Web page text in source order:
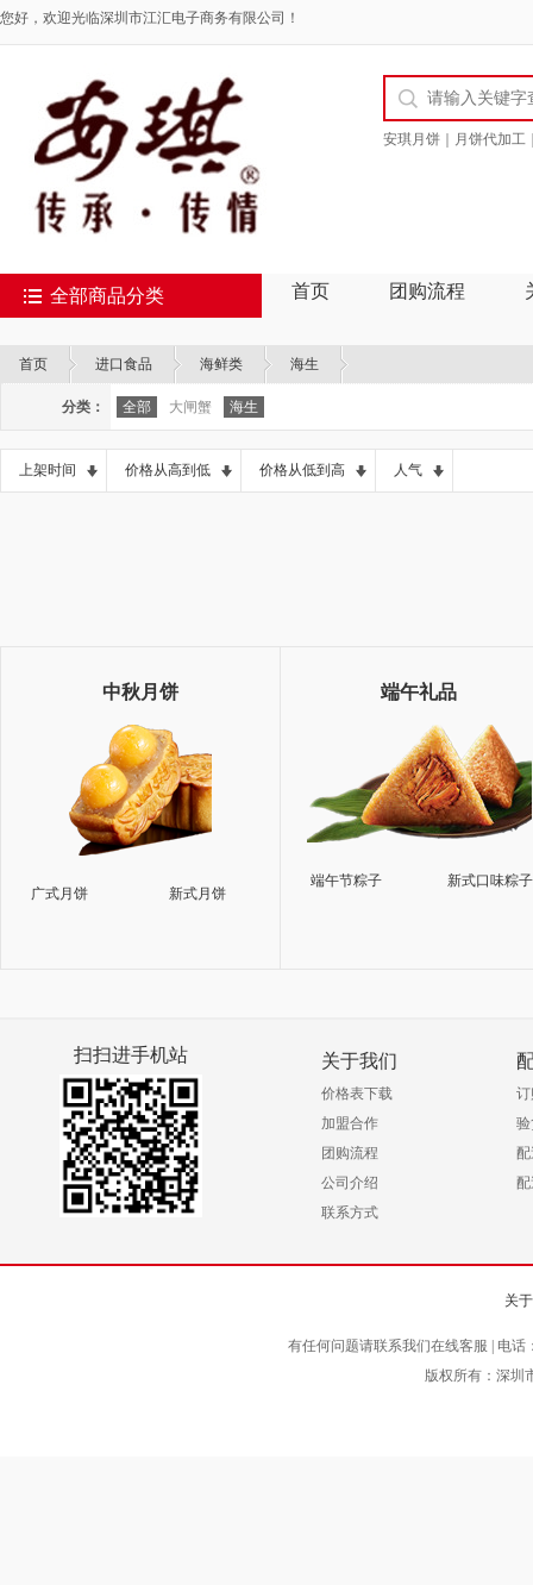
您好，欢迎光临深圳市江汇电子商务有限公司！
安琪月饼｜月饼代加工
全部商品分类 首页 团购流程
首页 进口食品 海鲜类 海生
分类： 全部 大闸蟹 海生
上架时间 价格从高到低 价格从低到高 人气
中秋月饼
广式月饼 新式月饼
端午礼品
端午节粽子 新式口味粽子
扫扫进手机站 关于我们
价格表下载
加盟合作
团购流程
公司介绍
联系方式
关
有任何问题请联系我们在线客服 | 电话
版权所有：深